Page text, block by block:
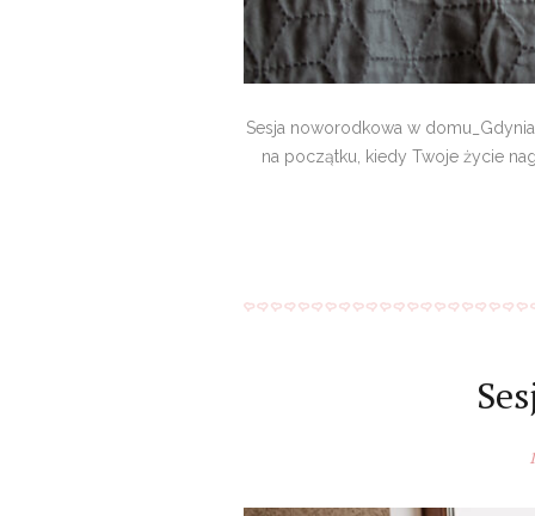
Sesja noworodkowa w
na początku, kiedy Twoje życie